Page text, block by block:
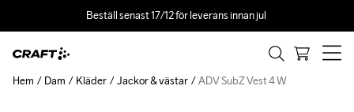
Beställ senast 17/12 för leverans innan jul
Hem Dam Kläder Jackor & västar ADV SubZ Vest 4 W